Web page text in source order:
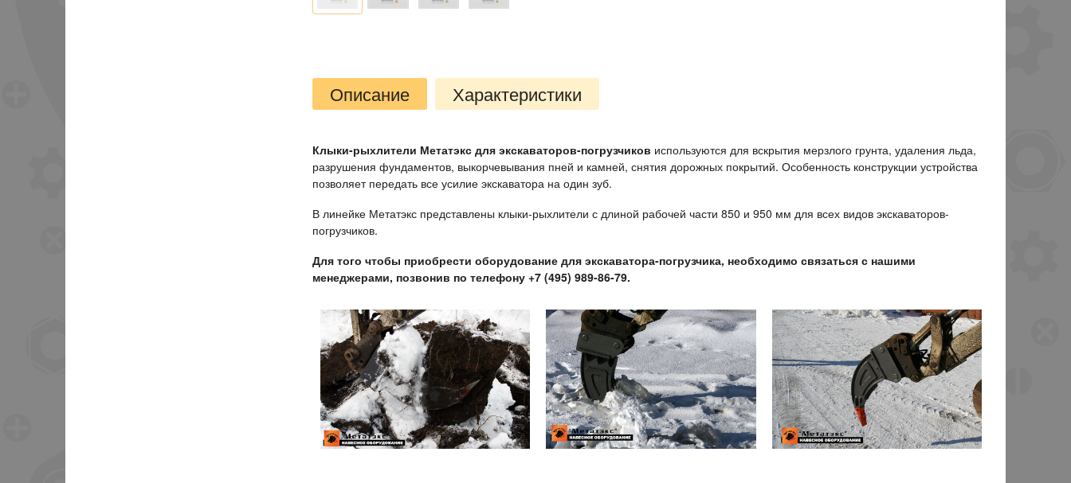
Описание Характеристики
Клыки-рыхлители Метатэкс для экскаваторов-погрузчиков используются для вскрытия мерзлого грунта, удаления льда,
разрушения фундаментов, выкорчевывания пней и камней, снятия дорожных покрытий. Особенность конструкции устройства
позволяет передать все усилие экскаватора на один зуб.
В линейке Метатэкс представлены клыки-рыхлители с длиной рабочей части 850 и 950 мм для всех видов экскаваторов-
погрузчиков.
Для того чтобы приобрести оборудование для экскаватора-погрузчика, необходимо связаться с нашими
менеджерами, позвонив по телефону +7 (495) 989-86-79.